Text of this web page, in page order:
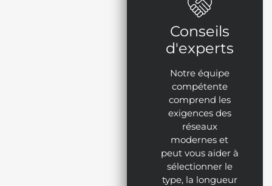
Conseils
d'experts
Notre équipe
compétente
comprend les
exigences des
réseaux
modernes et
peut vous aider à
sélectionner le
type, la longueur